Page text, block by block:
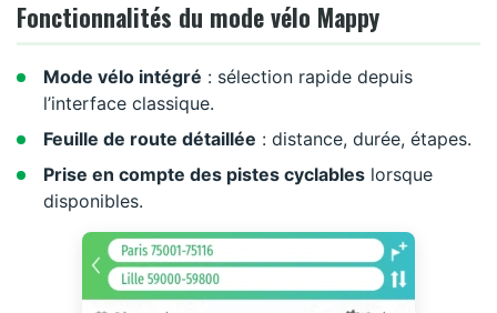
Fonctionnalités du mode vélo Mappy
Mode vélo intégré : sélection rapide depuis
l’interface classique.
Feuille de route détaillée : distance, durée, étapes.
Prise en compte des pistes cyclables lorsque
disponibles.